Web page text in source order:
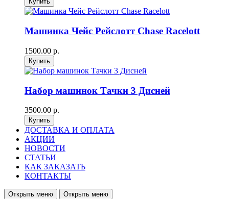
Машинка Чейс Рейслотт Chase Racelott
1500.00 р.
Набор машинок Тачки 3 Дисней
3500.00 р.
ДОСТАВКА И ОПЛАТА
АКЦИИ
НОВОСТИ
СТАТЬИ
КАК ЗАКАЗАТЬ
КОНТАКТЫ
Открыть меню Открыть меню